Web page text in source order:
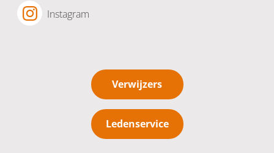
Instagram
Verwijzers
Ledenservice